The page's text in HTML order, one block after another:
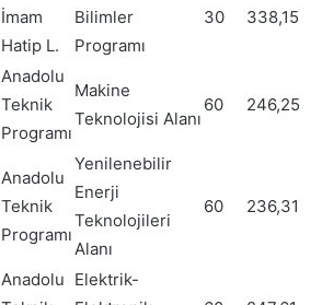
İmam
Hatip L.
Bilimler
Programı
30 338,15
Anadolu
Teknik
Programı
Makine
Teknolojisi Alanı
60 246,25
Anadolu
Teknik
Programı
Yenilenebilir
Enerji
Teknolojileri
Alanı
60 236,31
Anadolu Elektrik-